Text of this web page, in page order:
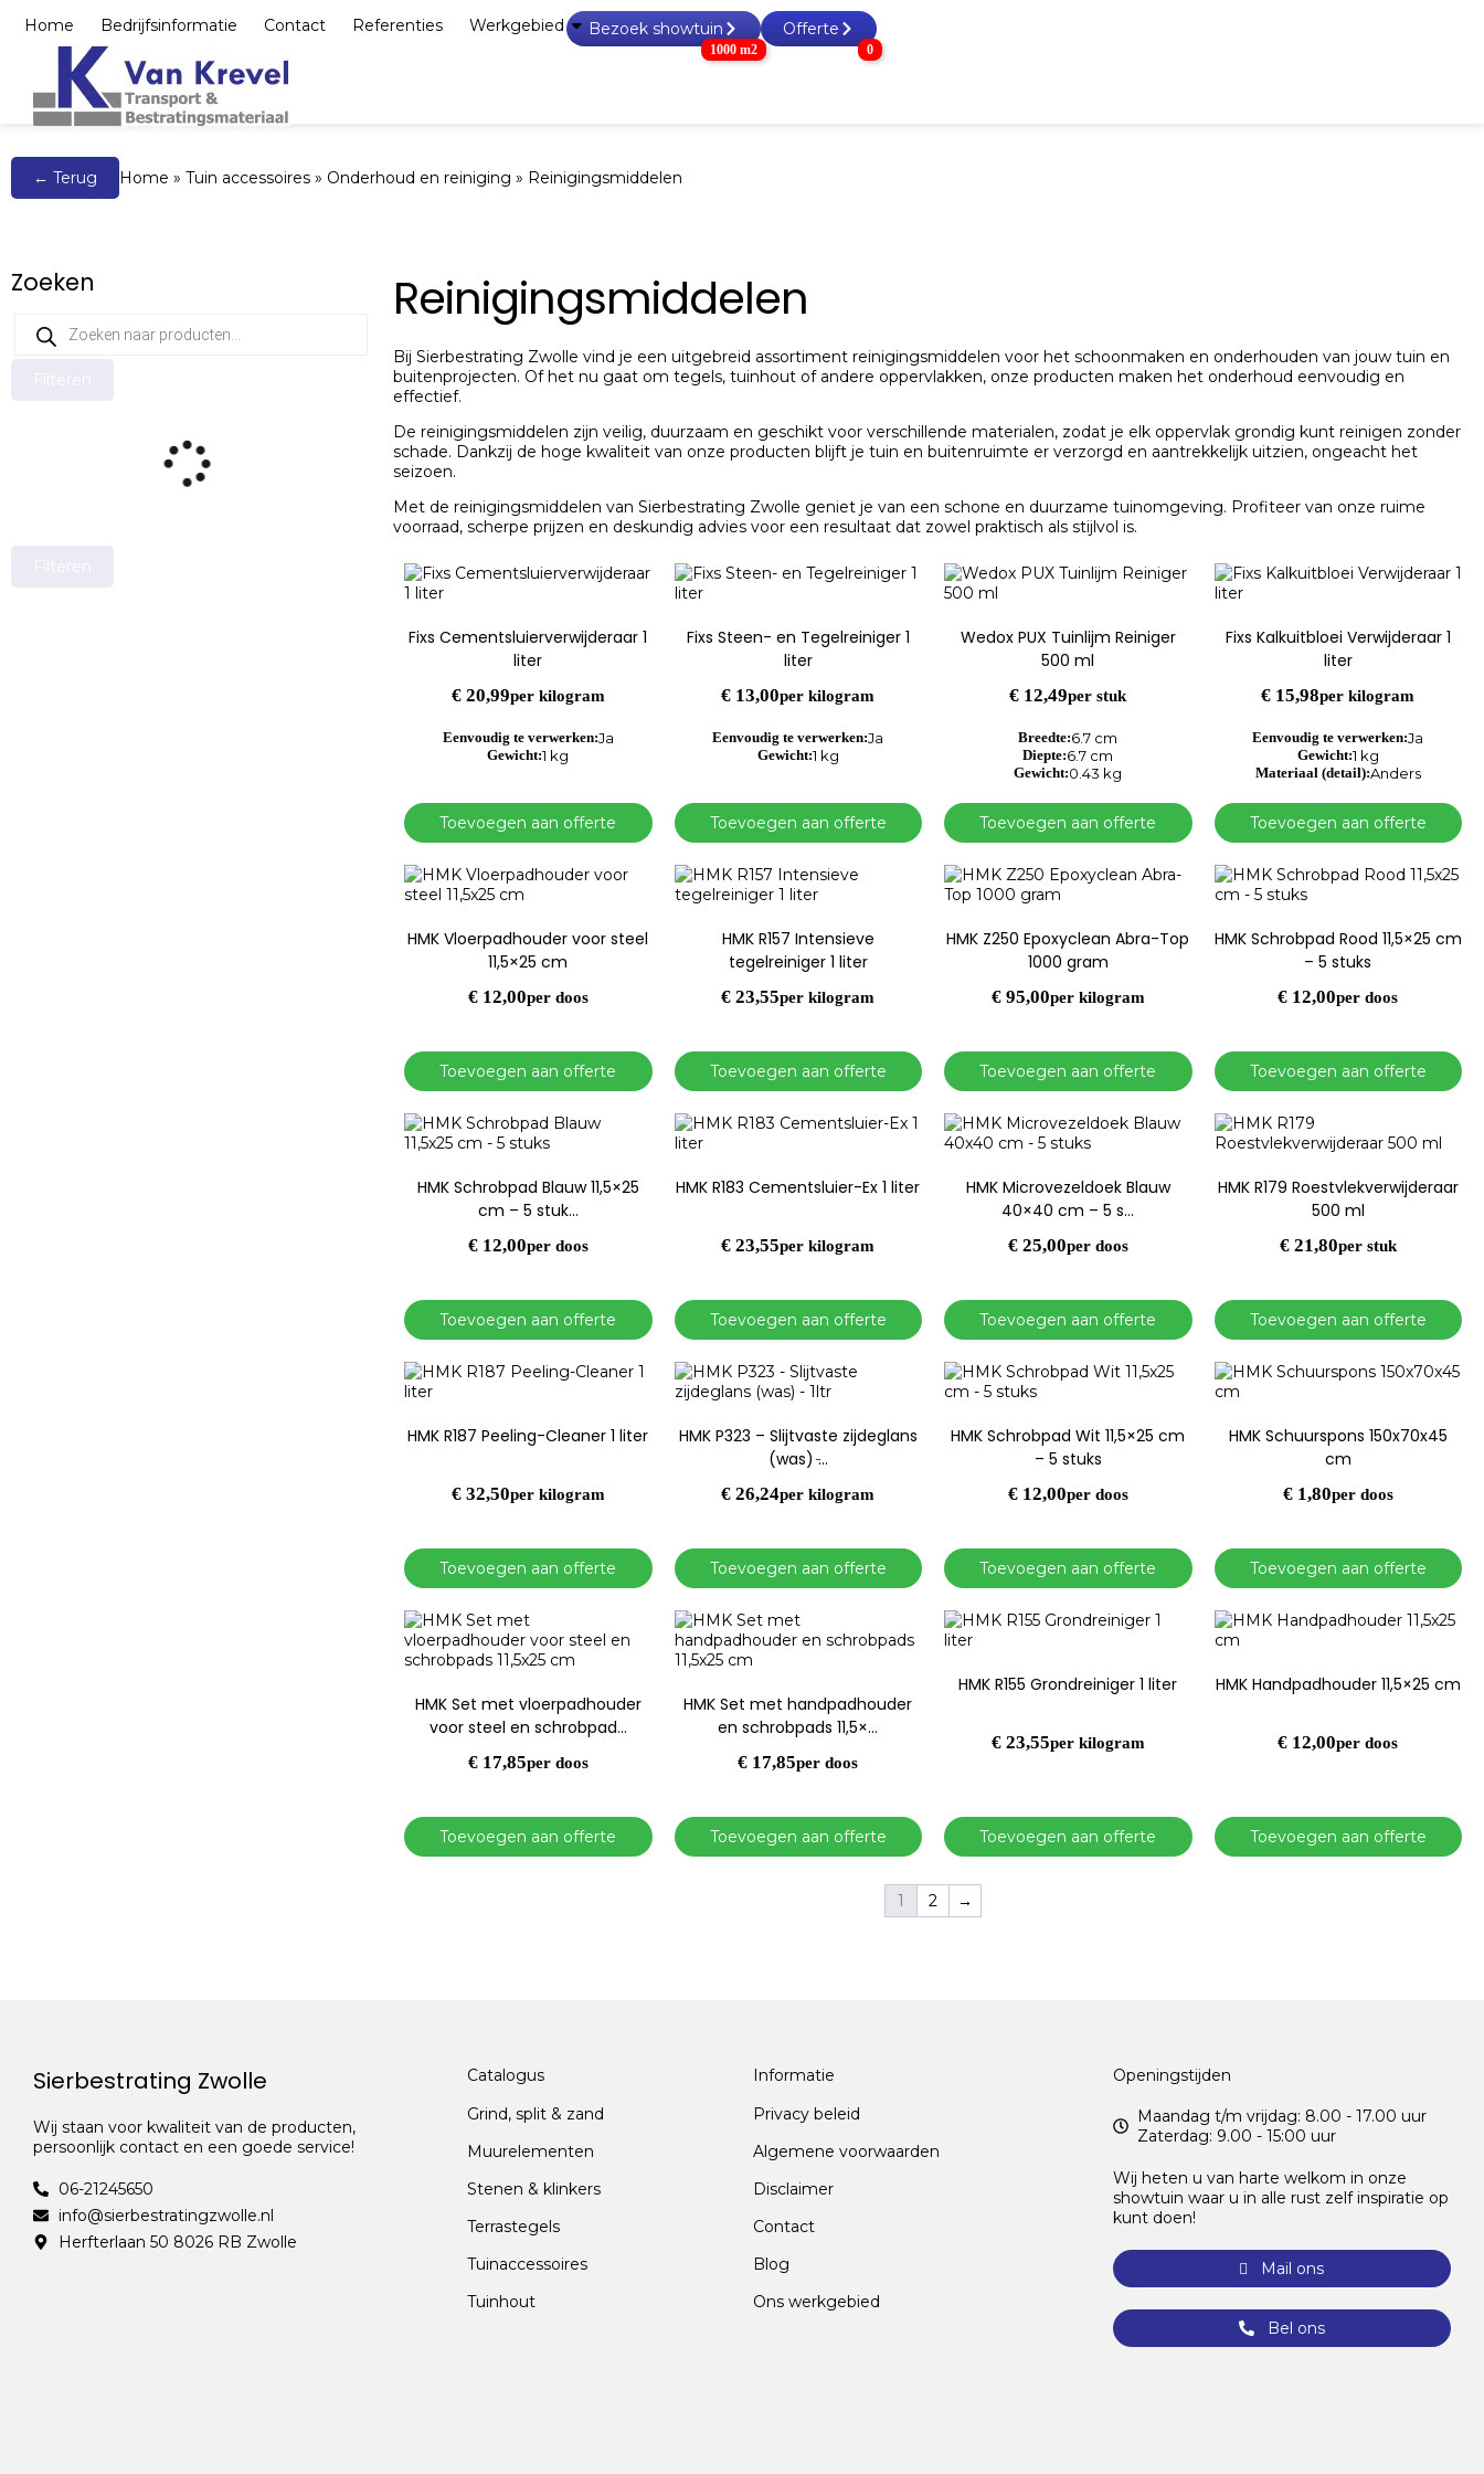
Home Bedrijfsinformatie Contact Referenties Werkgebied Bezoek showtuin
1000 m2
Offerte
0
← Terug Home » Tuin accessoires » Onderhoud en reiniging » Reinigingsmiddelen
Zoeken Reinigingsmiddelen
Bij Sierbestrating Zwolle vind je een uitgebreid assortiment reinigingsmiddelen voor het schoonmaken en onderhouden van jouw tuin en
buitenprojecten. Of het nu gaat om tegels, tuinhout of andere oppervlakken, onze producten maken het onderhoud eenvoudig en
effectief.
De reinigingsmiddelen zijn veilig, duurzaam en geschikt voor verschillende materialen, zodat je elk oppervlak grondig kunt reinigen zonder
schade. Dankzij de hoge kwaliteit van onze producten blijft je tuin en buitenruimte er verzorgd en aantrekkelijk uitzien, ongeacht het
seizoen.
Met de reinigingsmiddelen van Sierbestrating Zwolle geniet je van een schone en duurzame tuinomgeving. Profiteer van onze ruime
voorraad, scherpe prijzen en deskundig advies voor een resultaat dat zowel praktisch als stijlvol is.
Fixs Cementsluierverwijderaar 1
liter
€20,99per kilogram
Eenvoudig te verwerken:Ja
Gewicht:1 kg
Toevoegen aan offerte
Fixs Steen- en Tegelreiniger 1
liter
€ 13,00per kilogram
Eenvoudig te verwerken:Ja
Gewicht:1 kg
Toevoegen aan offerte
Wedox PUX Tuinlijm Reiniger
500 ml
€ 12,49per stuk
Breedte:6.7 cm
Diepte:6.7 cm
Gewicht:0.43 kg
Toevoegen aan offerte
Fixs Kalkuitbloei Verwijderaar 1
liter
€ 15,98per kilogram
Eenvoudig te verwerken:Ja
Gewicht:1 kg
Materiaal (detail):Anders
Toevoegen aan offerte
HMK Vloerpadhouder voor steel
11,5×25 cm
€12,00per doos
Toevoegen aan offerte
HMK R157 Intensieve
tegelreiniger 1 liter
€ 23,55per kilogram
Toevoegen aan offerte
HMK Z250 Epoxyclean Abra-Top
1000 gram
€95,00per kilogram
Toevoegen aan offerte
HMK Schrobpad Rood 11,5×25 cm
– 5 stuks
€ 12,00per doos
Toevoegen aan offerte
HMK Schrobpad Blauw 11,5×25
cm – 5 stuk…
€12,00per doos
Toevoegen aan offerte
HMK R183 Cementsluier-Ex 1 liter
€ 23,55per kilogram
Toevoegen aan offerte
HMK Microvezeldoek Blauw
40×40 cm – 5 s…
€25,00per doos
Toevoegen aan offerte
HMK R179 Roestvlekverwijderaar
500 ml
€21,80per stuk
Toevoegen aan offerte
HMK R187 Peeling-Cleaner 1 liter
€32,50per kilogram
Toevoegen aan offerte
HMK P323 – Slijtvaste zijdeglans
(was) ̵…
€ 26,24per kilogram
Toevoegen aan offerte
HMK Schrobpad Wit 11,5×25 cm
– 5 stuks
€12,00per doos
Toevoegen aan offerte
HMK Schuurspons 150x70x45
cm
€1,80per doos
Toevoegen aan offerte
HMK Set met vloerpadhouder
voor steel en schrobpad…
€17,85per doos
Toevoegen aan offerte
HMK Set met handpadhouder
en schrobpads 11,5×…
€ 17,85per doos
Toevoegen aan offerte
HMK R155 Grondreiniger 1 liter
€23,55per kilogram
Toevoegen aan offerte
HMK Handpadhouder 11,5×25 cm
€ 12,00per doos
Toevoegen aan offerte
1 2 →
Sierbestrating Zwolle
Wij staan voor kwaliteit van de producten,
persoonlijk contact en een goede service!
06-21245650
info@sierbestratingzwolle.nl
Herfterlaan 50 8026 RB Zwolle
Catalogus
Grind, split & zand
Muurelementen
Stenen & klinkers
Terrastegels
Tuinaccessoires
Tuinhout
Informatie
Privacy beleid
Algemene voorwaarden
Disclaimer
Contact
Blog
Ons werkgebied
Openingstijden
Maandag t/m vrijdag: 8.00 - 17.00 uur
Zaterdag: 9.00 - 15:00 uur
Wij heten u van harte welkom in onze
showtuin waar u in alle rust zelf inspiratie op
kunt doen!
Mail ons
Bel ons